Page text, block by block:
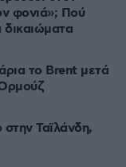
φονιά»; Πού
δικαιώματα
το Brent μετά
Ταϊλάνδη,